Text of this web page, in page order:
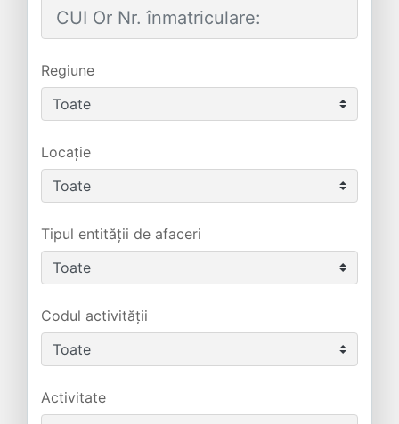
Regiune
Locație
Tipul entității de afaceri
Codul activității
Activitate